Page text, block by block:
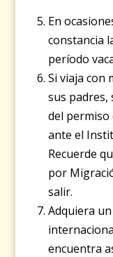
En
constancia
período
Si viaja con
sus padres,
del permiso
ante el
Recuerde
por
salir.
Adquiera
encuentra